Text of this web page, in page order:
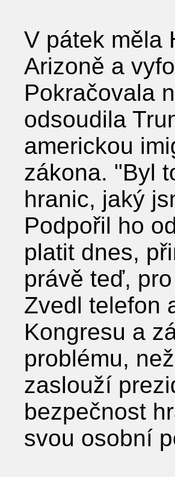
V pátek měla
Arizoně a
Pokračovala
odsoudila
americkou
zákona. "Byl
hranic, jaký
Podpořil ho
platit dnes,
právě teď,
Zvedl telefon
Kongresu a
problému,
zaslouží
bezpečnost
svou osobní